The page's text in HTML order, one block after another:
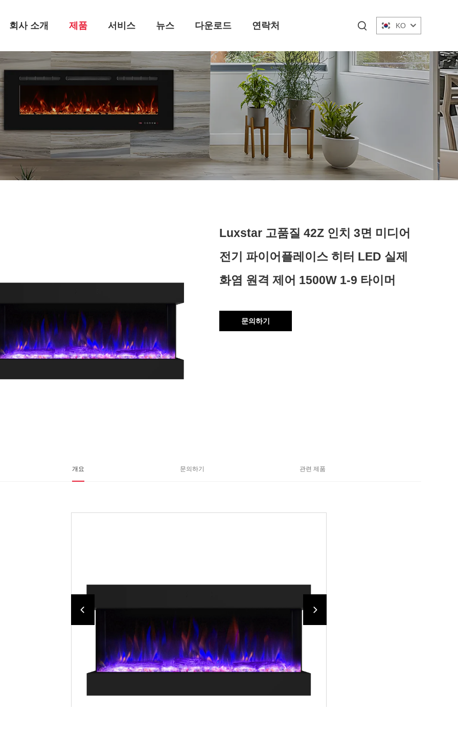
회사 소개 제품 서비스 뉴스 다운로드 연락처 KO
Luxstar 고품질 42Z 인치 3면 미디어
전기 파이어플레이스 히터 LED 실제
화염 원격 제어 1500W 1-9 타이머
문의하기
개요 문의하기 관련 제품